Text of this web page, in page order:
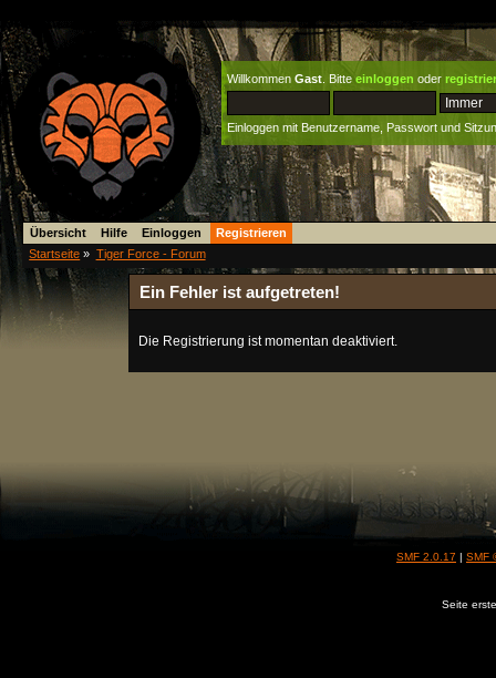
Willkommen Gast . Bitte einloggen oder
Einloggen mit Benutzername, Passwort und
Übersicht Hilfe Einloggen
Registrieren
Startseite » Tiger Force - Forum
Ein Fehler ist aufgetreten!
Die Registrierung ist momentan deaktiviert.
SMF 2.0.17 | SMF
Seite